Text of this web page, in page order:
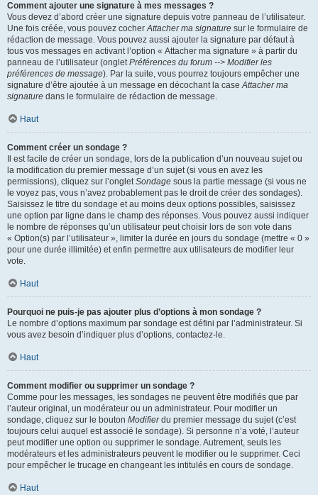
Comment ajouter une signature à mes messages ?
Vous devez d’abord créer une signature depuis votre panneau de l’utilisateur.
Une fois créée, vous pouvez cocherAttacher ma signature sur le formulaire de
rédaction de message. Vous pouvez aussi ajouter la signature par défaut à
tous vos messages en activant l’option « Attacher ma signature » à partir du
panneau de l’utilisateur (ongletPréférences du forum --> Modifier les
préférences de message). Par la suite, vous pourrez toujours empêcher une
signature d’être ajoutée à un message en décochant la caseAttacher ma
signature dans le formulaire de rédaction de message.
Haut
Comment créer un sondage ?
Il est facile de créer un sondage, lors de la publication d’un nouveau sujet ou
la modification du premier message d’un sujet (si vous en avez les
permissions), cliquez sur l’ongletSondage sous la partie message (si vous ne
le voyez pas, vous n’avez probablement pas le droit de créer des sondages).
Saisissez le titre du sondage et au moins deux options possibles, saisissez
une option par ligne dans le champ des réponses. Vous pouvez aussi indiquer
le nombre de réponses qu’un utilisateur peut choisir lors de son vote dans
« Option(s) par l’utilisateur », limiter la durée en jours du sondage (mettre « 0 »
pour une durée illimitée) et enfin permettre aux utilisateurs de modifier leur
vote.
Haut
Pourquoi ne puis-je pas ajouter plus d’options à mon sondage ?
Le nombre d’options maximum par sondage est défini par l’administrateur. Si
vous avez besoin d’indiquer plus d’options, contactez-le.
Haut
Comment modifier ou supprimer un sondage ?
Comme pour les messages, les sondages ne peuvent être modifiés que par
l’auteur original, un modérateur ou un administrateur. Pour modifier un
sondage, cliquez sur le bouton Modifierdu premier message du sujet (c’est
toujours celui auquel est associé le sondage). Si personne n’a voté, l’auteur
peut modifier une option ou supprimer le sondage. Autrement, seuls les
modérateurs et les administrateurs peuvent le modifier ou le supprimer. Ceci
pour empêcher le trucage en changeant les intitulés en cours de sondage.
Haut